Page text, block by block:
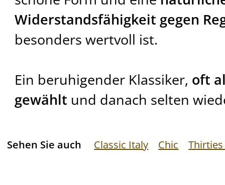
Widerstandsfähigkeit gegen
besonders wertvoll ist.
Ein beruhigender Klassiker, oft
gewählt und danach selten
Sehen Sie auch Classic Italy Chic